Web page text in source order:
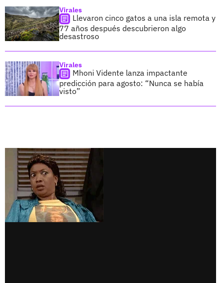
Virales
Llevaron cinco gatos a una isla remota y
77 años después descubrieron algo
desastroso
Virales
Mhoni Vidente lanza impactante
predicción para agosto: “Nunca se había
visto”